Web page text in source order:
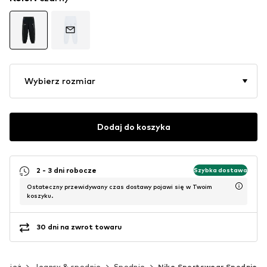
Wybierz rozmiar
Dodaj do koszyka
2 - 3 dni robocze Szybka dostawa
Ostateczny przewidywany czas dostawy pojawi się w Twoim
koszyku.
30 dni na zwrot towaru